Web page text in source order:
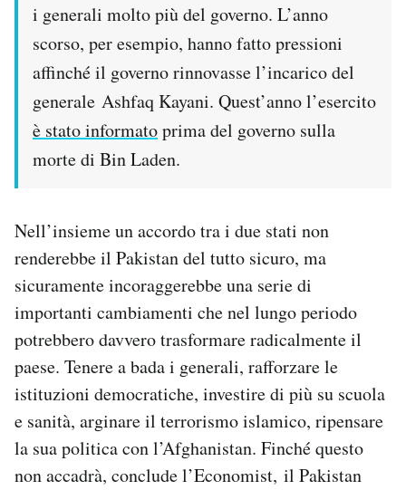
i generali molto più del governo. L’anno
scorso, per esempio, hanno fatto pressioni
affinché il governo rinnovasse l’incarico del
generale Ashfaq Kayani. Quest’anno l’esercito
è stato informatoprima del governo sulla
morte di Bin Laden.
Nell’insieme un accordo tra i due stati non
renderebbe il Pakistan del tutto sicuro, ma
sicuramente incoraggerebbe una serie di
importanti cambiamenti che nel lungo periodo
potrebbero davvero trasformare radicalmente il
paese. Tenere a bada i generali, rafforzare le
istituzioni democratiche, investire di più su scuola
e sanità, arginare il terrorismo islamico, ripensare
la sua politica con l’Afghanistan. Finché questo
non accadrà, conclude l’Economist, il Pakistan